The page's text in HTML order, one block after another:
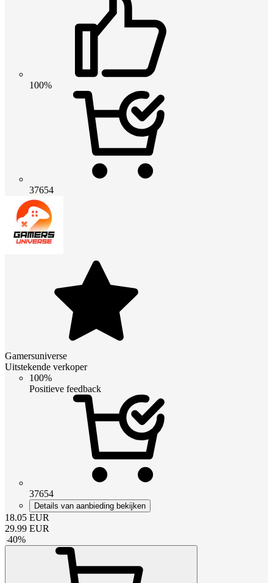
100%
37654
Gamersuniverse
Uitstekende verkoper
100%
Positieve feedback
37654
Details van aanbieding bekijken
18.05 EUR
29.99 EUR
-40%